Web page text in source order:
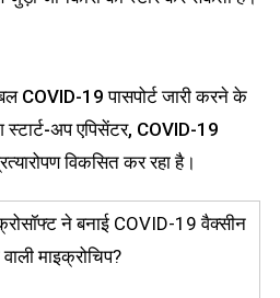
COVID-19 पासपोर्ट जारी करने के
स्टार्ट-अप एपिसेंटर, COVID-19
विकसित कर रहा है।
ने बनाई COVID-19 वैक्सीन
माइक्रोचिप?